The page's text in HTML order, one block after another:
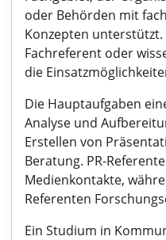
oder Behörden mit
Konzepten unterstützt.
Fachreferent oder
die
Die Hauptaufgaben
Analyse und
Erstellen von
Beratung. PR-
Medienkontakte,
Referenten
Ein Studium in